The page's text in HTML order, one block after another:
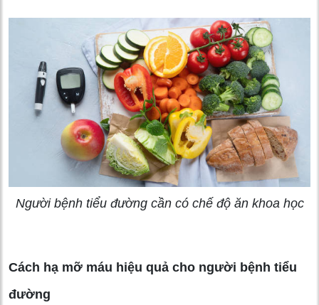
Người bệnh tiểu đường cần có chế độ ăn khoa học
Cách hạ mỡ máu hiệu quả cho người bệnh tiểu
đường